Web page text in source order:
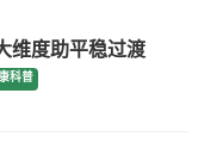
维度助平稳过渡
科普